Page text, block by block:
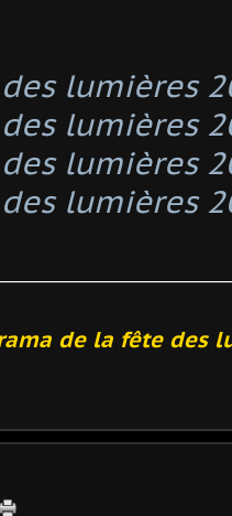
lumières
lumières
lumières
lumières
de la fête des